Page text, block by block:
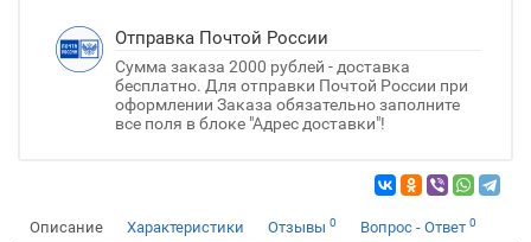
Отправка Почтой России
Сумма заказа 2000 рублей - доставка
бесплатно. Для отправки Почтой России при
оформлении Заказа обязательно заполните
все поля в блоке "Адрес доставки"!
Описание Характеристики Отзывы 0 Вопрос - Ответ 0